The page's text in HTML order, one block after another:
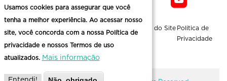
Mapa do Site Politica de
Privacidade
Usamos cookies para assegurar que você
tenha a melhor experiência. Ao acessar nosso
site, você concorda com a nossa Política de
privacidade e nossos Termos de uso
atualizados. Mais informação